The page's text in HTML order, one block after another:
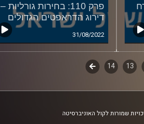
פרק 110: בחירות גורליות –
דירוג הדראפטים הגדולים
31/08/2022
13
14
לשלב
שמורות לקול האוניברסיטה